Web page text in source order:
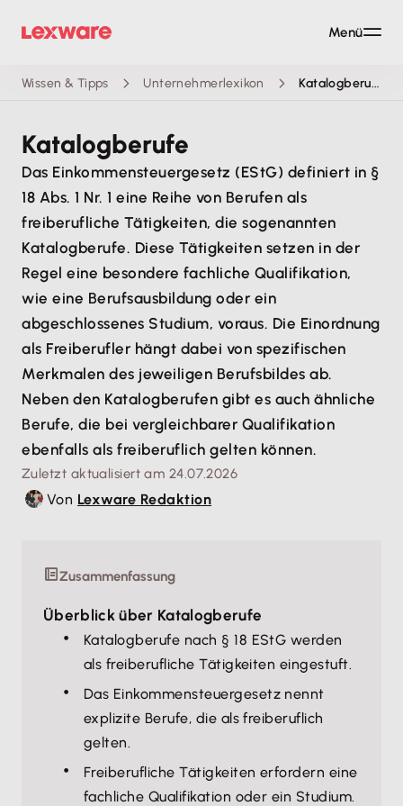
Wissen & Tipps Unternehmerlexikon Katalogberufe
Katalogberufe
Das Einkommensteuergesetz (EStG) definiert in §
18 Abs. 1 Nr. 1 eine Reihe von Berufen als
freiberufliche Tätigkeiten, die sogenannten
Katalogberufe. Diese Tätigkeiten setzen in der
Regel eine besondere fachliche Qualifikation,
wie eine Berufsausbildung oder ein
abgeschlossenes Studium, voraus. Die Einordnung
als Freiberufler hängt dabei von spezifischen
Merkmalen des jeweiligen Berufsbildes ab.
Neben den Katalogberufen gibt es auch ähnliche
Berufe, die bei vergleichbarer Qualifikation
ebenfalls als freiberuflich gelten können.
Zuletzt aktualisiert am 24.07.2026
Von Lexware Redaktion
Zusammenfassung
Überblick über Katalogberufe
Katalogberufe nach § 18 EStG werden
als freiberufliche Tätigkeiten eingestuft.
Das Einkommensteuergesetz nennt
explizite Berufe, die als freiberuflich
gelten.
Freiberufliche Tätigkeiten erfordern eine
fachliche Qualifikation oder ein Studium.
Menü